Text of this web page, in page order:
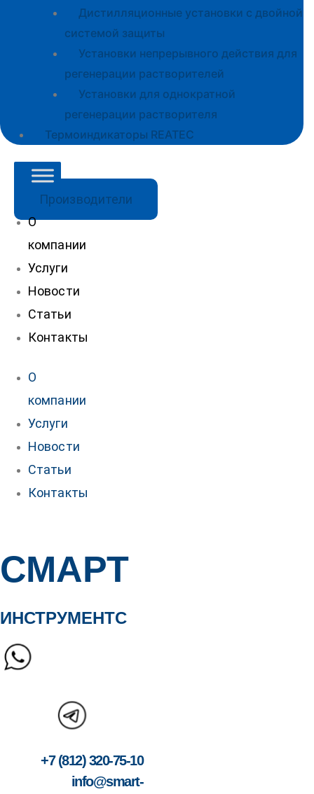
Дистилляционные установки с двойной
системой защиты
Установки непрерывного действия для
регенерации растворителей
Установки для однократной
регенерации растворителя
Термоиндикаторы REATEC
Производители
О
компании
Услуги
Новости
Статьи
Контакты
О
компании
Услуги
Новости
Статьи
Контакты
СМАРТ
ИНСТРУМЕНТС
+7 (812) 320-75-10
info@smart-